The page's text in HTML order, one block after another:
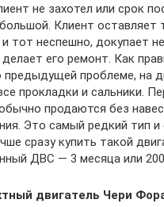
не захотел или срок
Клиент оставляет
тот неспешно, докупает
делает его ремонт. Как
предыдущей проблеме, на
прокладки и сальники.
продаются без
Это самый редкий тип и
сразу купить такой
ДВС — 3 месяца или
двигатель Чери